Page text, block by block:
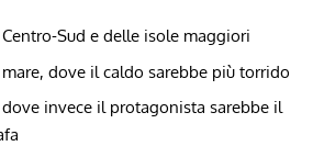
Sud e delle isole maggiori
dove il caldo sarebbe più torrido
invece il protagonista sarebbe il